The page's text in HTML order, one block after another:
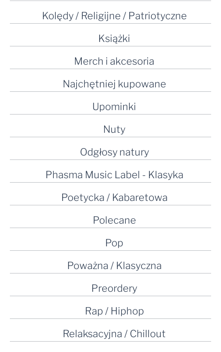
Kolędy / Religijne / Patriotyczne
Książki
Merch i akcesoria
Najchętniej kupowane
Upominki
Nuty
Odgłosy natury
Phasma Music Label - Klasyka
Poetycka / Kabaretowa
Polecane
Pop
Poważna / Klasyczna
Preordery
Rap / Hiphop
Relaksacyjna / Chillout